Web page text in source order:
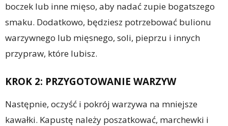
boczek lub inne mięso, aby nadać zupie bogatszego
smaku. Dodatkowo, będziesz potrzebować bulionu
warzywnego lub mięsnego, soli, pieprzu i innych
przypraw, które lubisz.
KROK 2: PRZYGOTOWANIE WARZYW
Następnie, oczyść i pokrój warzywa na mniejsze
kawałki. Kapustę należy poszatkować, marchewki i